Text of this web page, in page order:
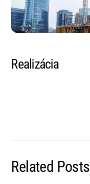
Realizácia
Related Posts